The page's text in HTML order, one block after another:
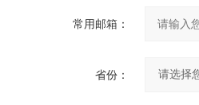
常用邮箱：
省份：